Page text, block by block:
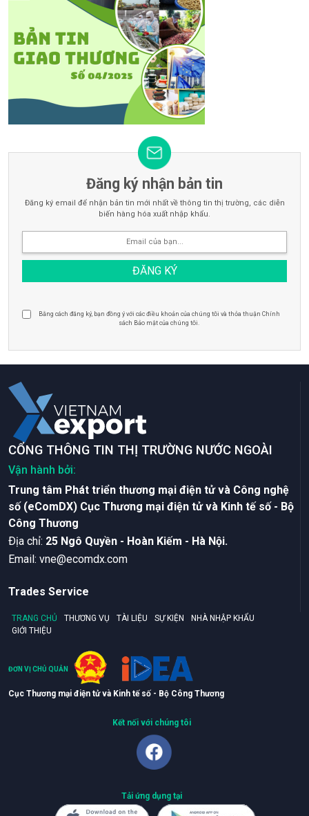
Đăng ký nhận bản tin
Đăng ký email để nhận bản tin mới nhất về thông tin thị trường, các diễn
biến hàng hóa xuất nhập khẩu.
Bằng cách đăng ký, bạn đồng ý với các điều khoản của chúng tôi và thỏa thuận Chính
sách Bảo mật của chúng tôi.
CỔNG THÔNG TIN THỊ TRƯỜNG NƯỚC NGOÀI
Vận hành bởi:
Trung tâm Phát triển thương mại điện tử và Công nghệ
số (eComDX) Cục Thương mại điện tử và Kinh tế số - Bộ
Công Thương
Ðịa chỉ: 25 Ngô Quyền - Hoàn Kiếm - Hà Nội.
Email: vne@ecomdx.com
Trades Service
TRANG CHỦ THƯƠNG VỤ TÀI LIỆU SỰ KIỆN
NHÀ NHẬP KHẨU
GIỚI THIỆU
ĐƠN VỊ CHỦ QUẢN
Cục Thương mại điện tử và Kinh tế số - Bộ Công Thương
Kết nối với chúng tôi
Tải ứng dụng tại